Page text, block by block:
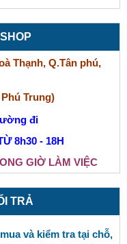
Thạnh, Q.Tân phú,
Trung)
đi
8h30 - 18H
GIỜ LÀM VIỆC
TRẢ
và kiểm tra tại chỗ,